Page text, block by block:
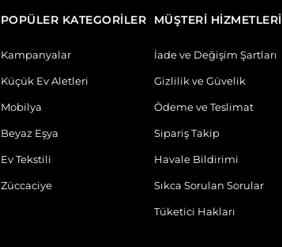
POPÜLER KATEGORİLER
Kampanyalar
Küçük Ev Aletleri
Mobilya
Beyaz Eşya
Ev Tekstili
Züccaciye
MÜŞTERİ HİZMETLERİ
İade ve Değişim Şartları
Gizlilik ve Güvelik
Ödeme ve Teslimat
Sipariş Takip
Havale Bildirimi
Sıkca Sorulan Sorular
Tüketici Hakları